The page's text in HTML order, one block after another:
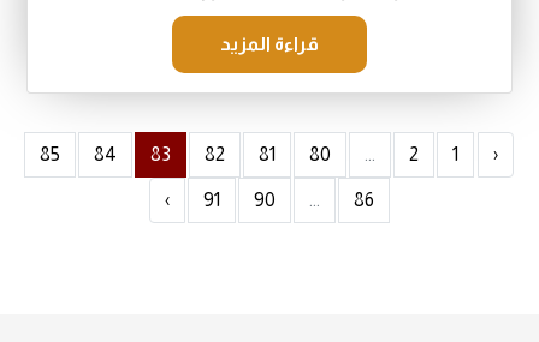
قراءة المزيد
‹
1
2
...
80
81
82
83
84
85
86
...
90
91
›